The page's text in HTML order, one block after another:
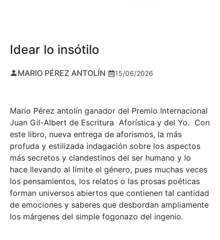
Idear lo insótilo
MARIO PÉREZ ANTOLÍN 15/06/2026
Mario Pérez antolín ganador del Premio Internacional
Juan Gil-Albert de Escritura Aforística y del Yo. Con
este libro, nueva entrega de aforismos, la más
profuda y estilizada indagación sobre los aspectos
más secretos y clandestinos del ser humano y lo
hace llevando al límite el género, pues muchas veces
los pensamientos, los relatos o las prosas poéticas
forman universos abiertos que contienen tal cantidad
de emociones y saberes que desbordan ampliamente
los márgenes del simple fogonazo del ingenio.